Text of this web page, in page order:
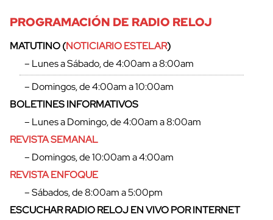
PROGRAMACIÓN DE RADIO RELOJ
MATUTINO (NOTICIARIO ESTELAR)
– Lunes a Sábado, de 4:00am a 8:00am
– Domingos, de 4:00am a 10:00am
BOLETINES INFORMATIVOS
– Lunes a Domingo, de 4:00am a 8:00am
REVISTA SEMANAL
– Domingos, de 10:00am a 4:00am
REVISTA ENFOQUE
– Sábados, de 8:00am a 5:00pm
ESCUCHAR RADIO RELOJ EN VIVO POR INTERNET